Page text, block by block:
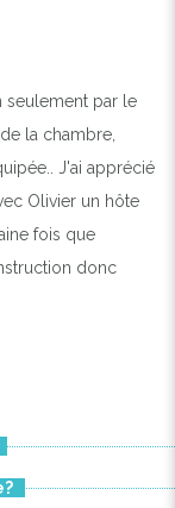
seulement par le
la chambre,
J'ai apprécié
Olivier un hôte
fois que
donc